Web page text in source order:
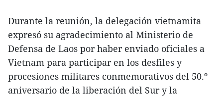
Durante la reunión, la delegación vietnamita
expresó su agradecimiento al Ministerio de
Defensa de Laos por haber enviado oficiales a
Vietnam para participar en los desfiles y
procesiones militares conmemorativos del 50.º
aniversario de la liberación del Sur y la